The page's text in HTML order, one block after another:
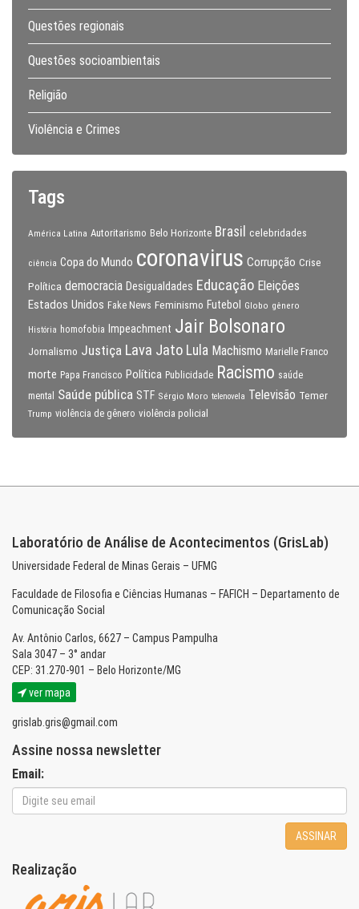
Questões regionais
Questões socioambientais
Religião
Violência e Crimes
Tags
América Latina Autoritarismo Belo Horizonte Brasil celebridades
ciência Copa do Mundo coronavirus Corrupção Crise
Política democracia Desigualdades Educação Eleições
Estados Unidos Fake News Feminismo Futebol Globo gênero
História homofobia Impeachment Jair Bolsonaro
Jornalismo Justiça Lava Jato Lula Machismo Marielle Franco
morte Papa Francisco Política Publicidade Racismo saúde
mental
Saúde pública STF Sérgio Moro telenovela Televisão Temer
Trump violência de gênero violência policial
Laboratório de Análise de Acontecimentos (GrisLab)
Universidade Federal de Minas Gerais – UFMG
Faculdade de Filosofia e Ciências Humanas – FAFICH – Departamento de
Comunicação Social
Av. Antônio Carlos, 6627 – Campus Pampulha
Sala 3047 – 3° andar
CEP: 31.270-901 – Belo Horizonte/MG
ver mapa
grislab.gris@gmail.com
Assine nossa newsletter
Email:
ASSINAR
Realização